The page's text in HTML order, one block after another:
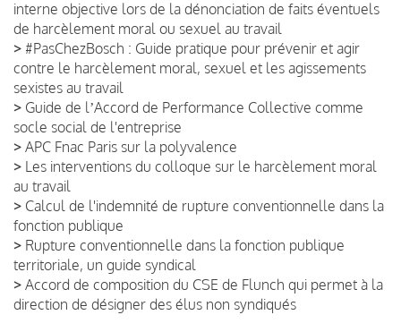
interne objective lors de la dénonciation de faits éventuels
de harcèlement moral ou sexuel au travail
> #PasChezBosch : Guide pratique pour prévenir et agir
contre le harcèlement moral, sexuel et les agissements
sexistes au travail
> Guide de lʼAccord de Performance Collective comme
socle social de l'entreprise
> APC Fnac Paris sur la polyvalence
> Les interventions du colloque sur le harcèlement moral
au travail
> Calcul de l'indemnité de rupture conventionnelle dans la
fonction publique
> Rupture conventionnelle dans la fonction publique
territoriale, un guide syndical
> Accord de composition du CSE de Flunch qui permet à la
direction de désigner des élus non syndiqués